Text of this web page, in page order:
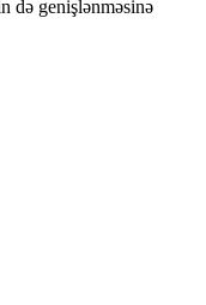
də genişlənməsinə